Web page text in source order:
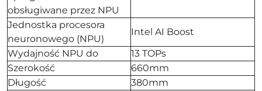
obsługiwane przez NPU
Jednostka procesora
neuronowego (NPU)
Intel AI Boost
Wydajność NPU do
13 TOPs
Szerokość
660mm
Długość
380mm